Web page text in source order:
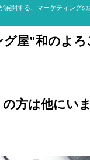
展開する、マーケティング
屋”和のよろ
方は他にい